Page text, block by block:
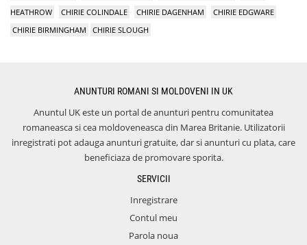
HEATHROW
CHIRIE COLINDALE CHIRIE DAGENHAM
CHIRIE EDGWARE
CHIRIE BIRMINGHAM
CHIRIE SLOUGH
ANUNTURI ROMANI SI MOLDOVENI IN UK
Anuntul UK este un portal de anunturi pentru comunitatea
romaneasca si cea moldoveneasca din Marea Britanie. Utilizatorii
inregistrati pot adauga anunturi gratuite, dar si anunturi cu plata, care
beneficiaza de promovare sporita.
SERVICII
Inregistrare
Contul meu
Parola noua